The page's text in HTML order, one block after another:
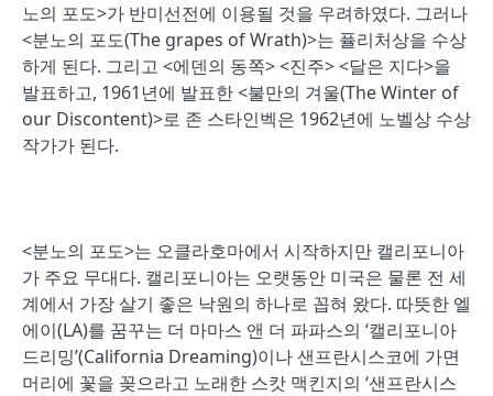
노의 포도>가 반미선전에 이용될 것을 우려하였다. 그러나
<분노의 포도(The grapes of Wrath)>는 퓰리처상을 수상
하게 된다. 그리고 <에덴의 동쪽> <진주> <달은 지다>을
발표하고, 1961년에 발표한 <불만의 겨울(The Winter of
our Discontent)>로 존 스타인벡은 1962년에 노벨상 수상
작가가 된다.
<분노의 포도>는 오클라호마에서 시작하지만 캘리포니아
가 주요 무대다. 캘리포니아는 오랫동안 미국은 물론 전 세
계에서 가장 살기 좋은 낙원의 하나로 꼽혀 왔다. 따뜻한 엘
에이(LA)를 꿈꾸는 더 마마스 앤 더 파파스의 ‘캘리포니아
드리밍’(California Dreaming)이나 샌프란시스코에 가면
머리에 꽃을 꽂으라고 노래한 스캇 맥킨지의 ‘샌프란시스